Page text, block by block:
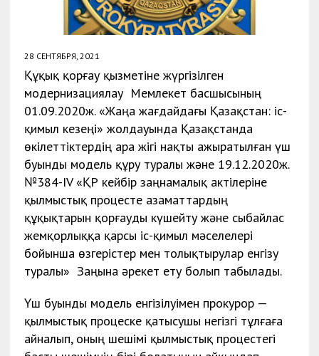
28 СЕНТЯБРЯ, 2021
Құқық қорғау қызметіне жүргізілген
модернизациялау Мемлекет басшысының
01.09.2020ж. «Жаңа жағдайдағы Қазақстан: іс-
қимыл кезеңі» жолдауында Қазақстанда
өкілеттіктердің ара жігі нақты ажыратылған үш
буынды модель құру туралы және 19.12.2020ж.
№384-IV «ҚР кейбір заңнамалық актілеріне
қылмыстық процесте азаматтардың
құқықтарын қорғауды күшейту және сыбайлас
жемқорлыққа қарсы іс-қимыл мәселелері
бойынша өзгерістер мен толықтырулар енгізу
туралы» Заңына әрекет ету болып табылады.
Үш буынды модель енгізілуімен прокурор —
қылмыстық процеске қатысушы негізгі тұлғаға
айналып, оның шешімі қылмыстық процестегі